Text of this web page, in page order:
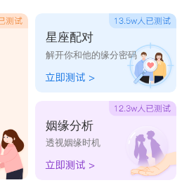
星座配对
解开你和他的缘分密码
姻缘分析
透视姻缘时机